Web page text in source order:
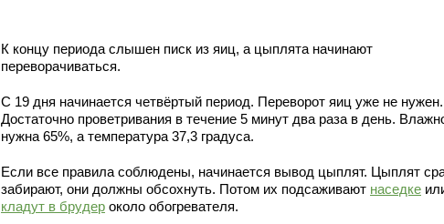
К концу периода слышен писк из яиц, а цыплята начинают
переворачиваться.
С 19 дня начинается четвёртый период. Переворот яиц уже не нужен.
Достаточно проветривания в течение 5 минут два раза в день.
нужна 65%, а температура 37,3 градуса.
Если все правила соблюдены, начинается вывод цыплят. Цыплят
забирают, они должны обсохнуть. Потом их подсаживают наседке
кладут в брудер около обогревателя.